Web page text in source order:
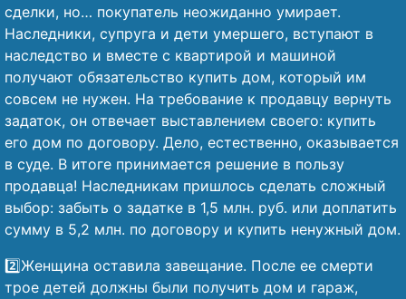
сделки, но… покупатель неожиданно умирает.
Наследники, супруга и дети умершего, вступают в
наследство и вместе с квартирой и машиной
получают обязательство купить дом, который им
совсем не нужен. На требование к продавцу вернуть
задаток, он отвечает выставлением своего: купить
его дом по договору. Дело, естественно, оказывается
в суде. В итоге принимается решение в пользу
продавца! Наследникам пришлось сделать сложный
выбор: забыть о задатке в 1,5 млн. руб. или доплатить
сумму в 5,2 млн. по договору и купить ненужный дом.
2️⃣Женщина оставила завещание. После ее смерти
трое детей должны были получить дом и гараж,